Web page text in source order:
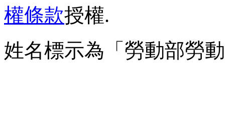
權條款授權.
姓名標示為「勞動部勞